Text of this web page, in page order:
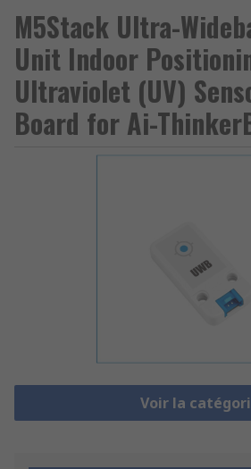
M5Stack Ultra-
Unit Indoor
Ultraviolet (UV)
Board for Ai-
Voir la